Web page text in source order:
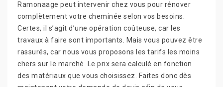
Ramonaage peut intervenir chez vous pour rénover
complètement votre cheminée selon vos besoins.
Certes, il s’agit d’une opération coûteuse, car les
travaux à faire sont importants. Mais vous pouvez être
rassurés, car nous vous proposons les tarifs les moins
chers sur le marché. Le prix sera calculé en fonction
des matériaux que vous choisissez. Faites donc dès